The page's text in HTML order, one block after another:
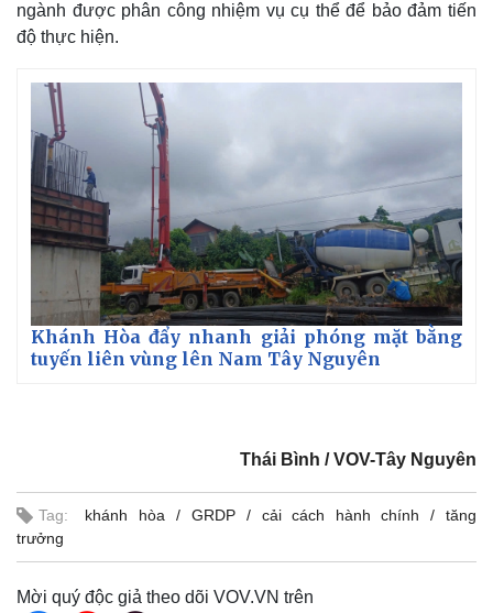
ngành được phân công nhiệm vụ cụ thể để bảo đảm tiến
độ thực hiện.
Khánh Hòa đẩy nhanh giải phóng mặt bằng
tuyến liên vùng lên Nam Tây Nguyên
Thái Bình / VOV-Tây Nguyên
Tag: khánh hòa GRDP cải cách hành chính
tăng
trưởng
Mời quý độc giả theo dõi VOV.VN trên